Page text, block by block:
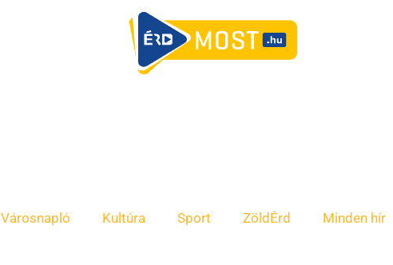
Városnapló Kultúra Sport ZöldÉrd Minden hír